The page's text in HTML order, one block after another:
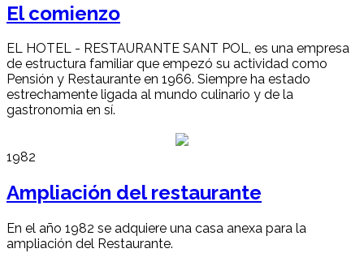
El comienzo
EL HOTEL - RESTAURANTE SANT POL, es una empresa
de estructura familiar que empezó su actividad como
Pensión y Restaurante en 1966. Siempre ha estado
estrechamente ligada al mundo culinario y de la
gastronomia en sí.
1982
Ampliación del restaurante
En el año 1982 se adquiere una casa anexa para la
ampliación del Restaurante.